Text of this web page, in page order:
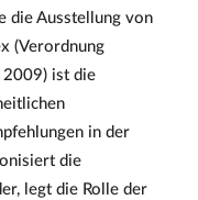
die Ausstellung von
(Verordnung
ist die
in der
die
legt die Rolle der